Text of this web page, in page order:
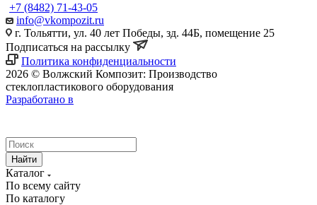
+7 (8482) 71-43-05
info@vkompozit.ru
г. Тольятти, ул. 40 лет Победы, зд. 44Б, помещение 25
Подписаться на рассылку
Политика конфиденциальности
2026 © Волжский Композит: Производство
стеклопластикового оборудования
Разработано в
Найти
Каталог
По всему сайту
По каталогу